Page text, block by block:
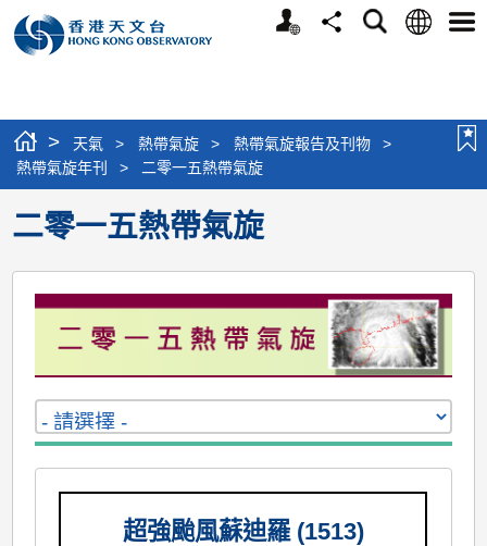
個
分
搜
語
選
> 天氣 > 熱帶氣旋 > 熱帶氣旋報告及刊物
>
熱帶氣旋年刊
> 二零一五熱帶氣旋
二零一五熱帶氣旋
超強颱風蘇迪羅 (1513)